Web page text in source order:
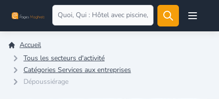
Open
Accueil
Tous les secteurs d'activité
Catégories Services aux entreprises
Dépoussiérage